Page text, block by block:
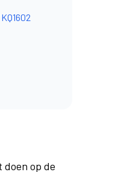
KQ1602
doen op de